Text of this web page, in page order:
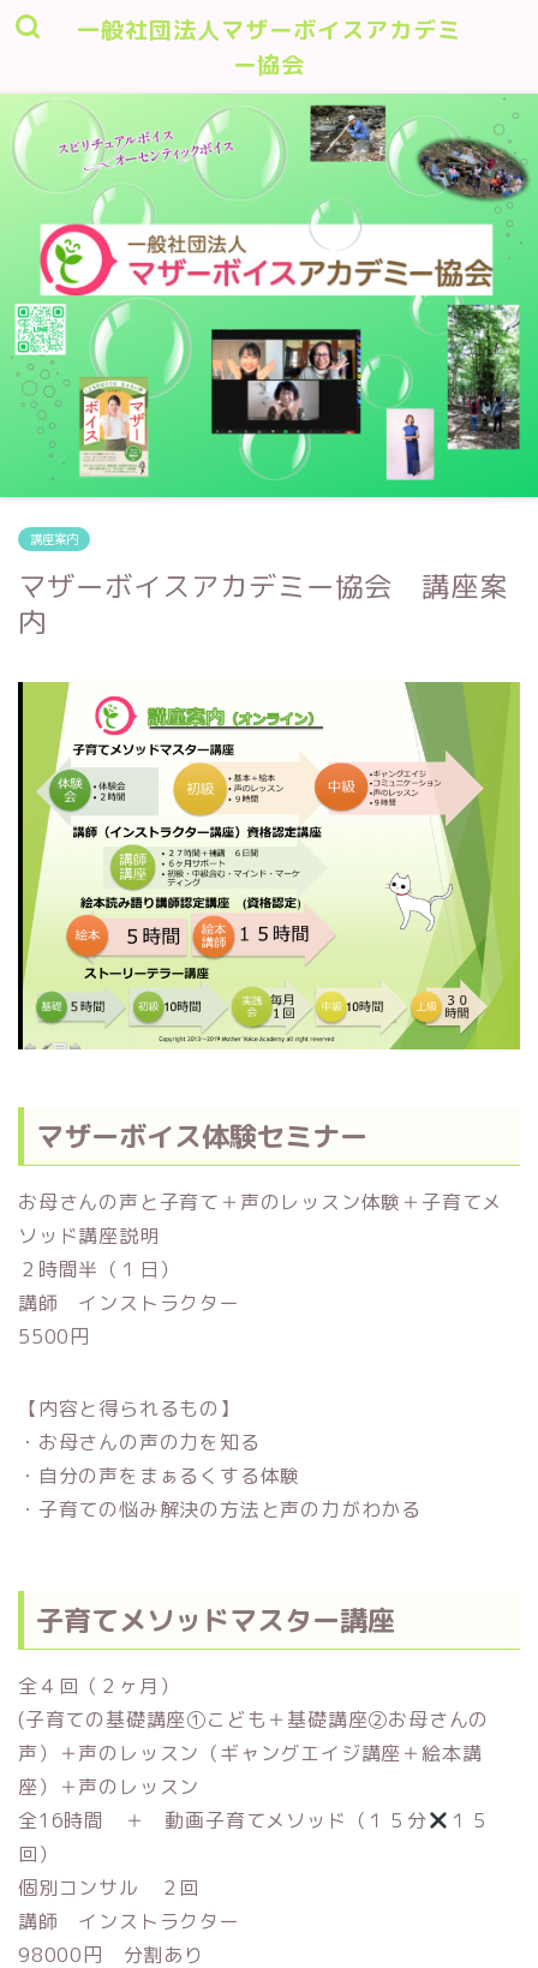
一般社団法人マザーボイスアカデミ
ー協会
講座案内
マザーボイスアカデミー協会 講座案
内
マザーボイス体験セミナー
お母さんの声と子育て＋声のレッスン体験＋子育てメ
ソッド講座説明
２時間半（１日）
講師 インストラクター
5500円
【内容と得られるもの】
・お母さんの声の力を知る
・自分の声をまぁるくする体験
・子育ての悩み解決の方法と声の力がわかる
子育てメソッドマスター講座
全４回（２ヶ月）
(子育ての基礎講座①こども＋基礎講座②お母さんの
声）＋声のレッスン（ギャングエイジ講座＋絵本講
座）＋声のレッスン
全16時間 ＋ 動画子育てメソッド（１５分
１５
回）
個別コンサル ２回
講師 インストラクター
98000円 分割あり